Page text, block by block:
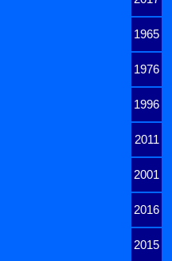
1965
1976
1996
2011
2001
2016
2015